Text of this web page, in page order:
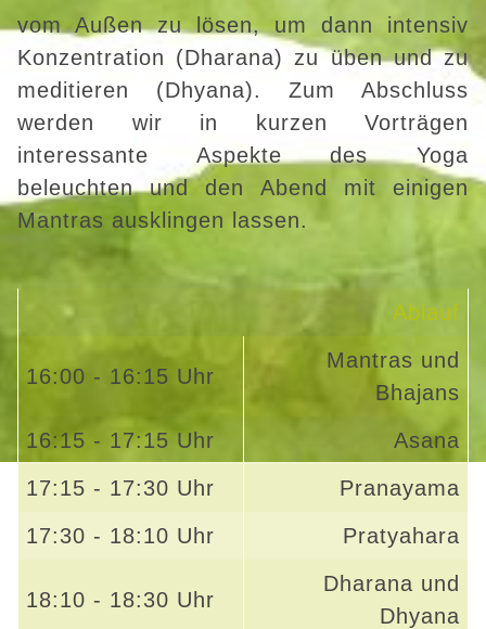
vom Außen zu lösen, um dann intensiv
Konzentration (Dharana) zu üben und zu
meditieren (Dhyana). Zum Abschluss
werden wir in kurzen Vorträgen
interessante Aspekte des Yoga
beleuchten und den Abend mit einigen
Mantras ausklingen lassen.
Ablauf
16:00 - 16:15 Uhr
Mantras und
Bhajans
16:15 - 17:15 Uhr
Asana
17:15 - 17:30 Uhr
Pranayama
17:30 - 18:10 Uhr
Pratyahara
18:10 - 18:30 Uhr
Dharana und
Dhyana